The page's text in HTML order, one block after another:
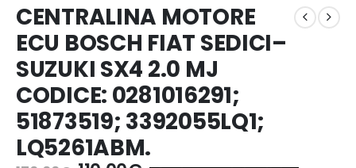
CENTRALINA MOTORE
ECU BOSCH FIAT SEDICI–
SUZUKI SX4 2.0 MJ
CODICE: 0281016291;
51873519; 3392055LQ1;
LQ5261ABM.